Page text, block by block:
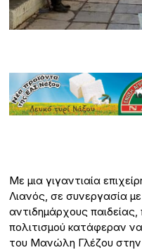
Με μια γιγαντιαία
Λιανός, σε συνεργασία
αντιδημάρχους
πολιτισμού κατάφεραν
του Μανώλη Γλέζου στην